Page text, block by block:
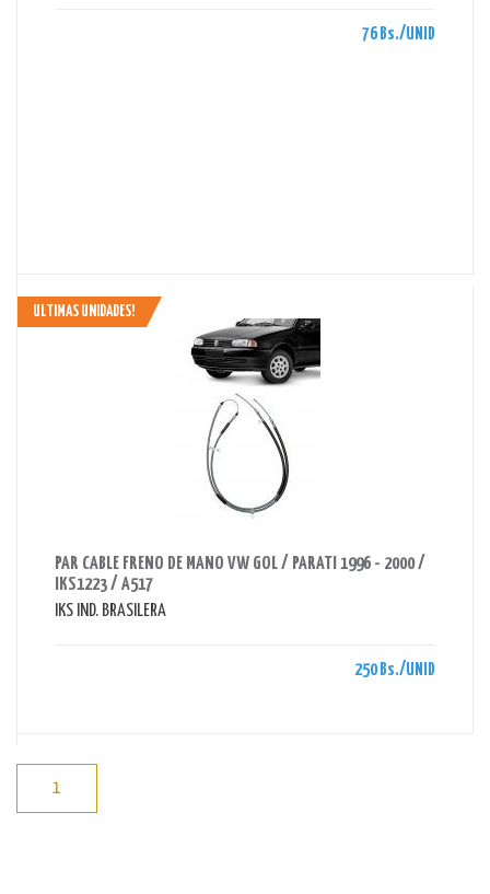
76 Bs./UNID
ULTIMAS UNIDADES!
PAR CABLE FRENO DE MANO VW GOL / PARATI 1996 - 2000 /
IKS1223 / A517
IKS IND. BRASILERA
250 Bs./UNID
1